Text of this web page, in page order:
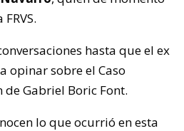
hasta que el ex
opinar sobre el Caso
de Gabriel Boric Font.
lo que ocurrió en esta